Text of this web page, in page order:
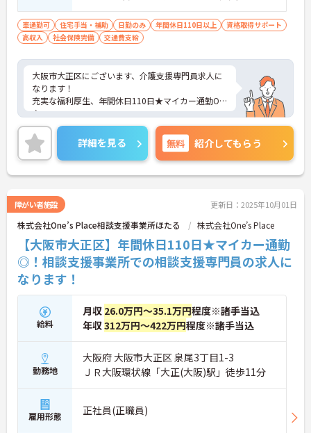
車通勤可 住宅手当・補助 日勤のみ 年間休日110日以上
資格取得サポート
高収入
社会保険完備 交通費支給
大阪市大正区にございます、介護支援専門員求人に
なります！
充実な福利厚生、年間休日110日★マイカー通勤OK
♪
ご興味のある方は、マイナビ介護職までお問い合わ
せください。詳細を見る 無料 紹介してもらう
障がい者施設 更新日：2025年10月01日
株式会社One’s Place相談支援事業所ほたる 株式会社One’s Place
【大阪市大正区】年間休日110日★マイカー通勤
◎！相談支援事業所での相談支援専門員の求人に
なります！
給料
月収 26.0万円～35.1万円程度※諸手当込
年収312万円～422万円程度※諸手当込
勤務地
大阪府 大阪市大正区 泉尾3丁目1-3
ＪＲ大阪環状線「大正(大阪)駅」徒歩11分
雇用形態 正社員(正職員)